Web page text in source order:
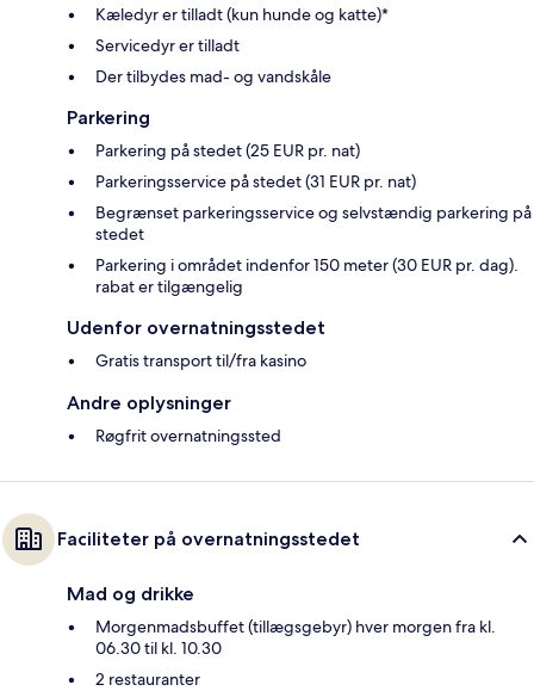
Kæledyr er tilladt (kun hunde og katte)*
Servicedyr er tilladt
Der tilbydes mad- og vandskåle
Parkering
Parkering på stedet (25 EUR pr. nat)
Parkeringsservice på stedet (31 EUR pr. nat)
Begrænset parkeringsservice og selvstændig parkering på
stedet
Parkering i området indenfor 150 meter (30 EUR pr. dag).
rabat er tilgængelig
Udenfor overnatningsstedet
Gratis transport til/fra kasino
Andre oplysninger
Røgfrit overnatningssted
Faciliteter på overnatningsstedet
Mad og drikke
Morgenmadsbuffet (tillægsgebyr) hver morgen fra kl.
06.30 til kl. 10.30
2 restauranter